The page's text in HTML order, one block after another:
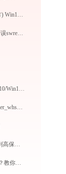
(2025最新)HP M208dw驱动下载(官方) Win10/Win11支持
华为电脑管家 HwExScreen.exe系统错误swresample-3.dll丢失如何解决
(2025最新)OKI 5150FS驱动下载 Win10/Win11 图文安装教程
文华财经赢顺云行情交易软件 mytrader_whsp.exe加载dpicalc.dll文件丢失处理办法
专家教你3步排查电脑无声：从静音到高保真，告别无声困扰
(2026最新)兄弟7030打印机连接问题？教你快速解决！-金山毒霸